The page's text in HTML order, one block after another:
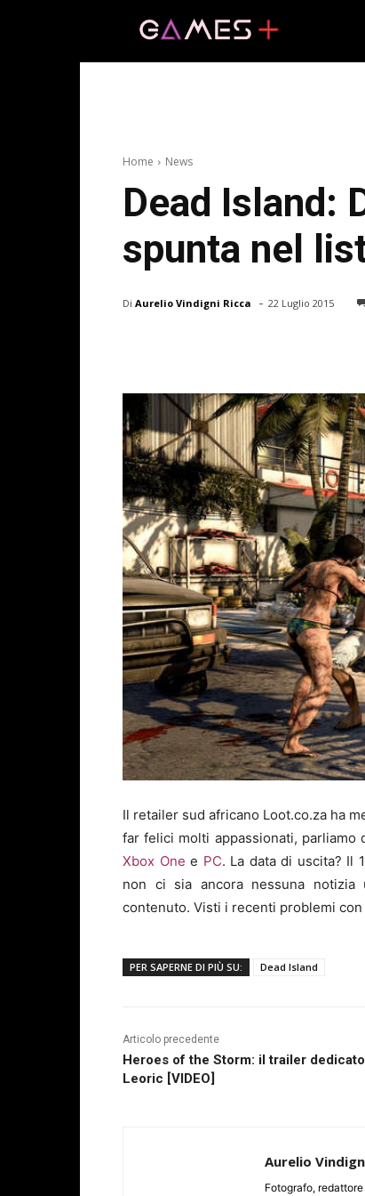
Home News
Dead Island:
spunta nel
Di Aurelio Vindigni Ricca - 22 Luglio 2015
Il retailer sud africano Loot.co.za ha
far felici molti appassionati, parliamo
Xbox One e PC. La data di uscita? Il
non ci sia ancora nessuna
contenuto. Visti i recenti problemi con
PER SAPERNE DI PIÙ SU: Dead Island
Articolo precedente
Heroes of the Storm: il trailer
Leoric [VIDEO]
Aurelio
Fotografo,